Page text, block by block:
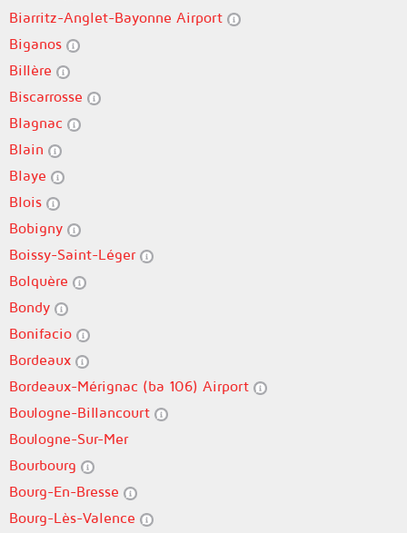
Biarritz-Anglet-Bayonne Airport
Biganos
Billère
Biscarrosse
Blagnac
Blain
Blaye
Blois
Bobigny
Boissy-Saint-Léger
Bolquère
Bondy
Bonifacio
Bordeaux
Bordeaux-Mérignac (ba 106) Airport
Boulogne-Billancourt
Boulogne-Sur-Mer
Bourbourg
Bourg-En-Bresse
Bourg-Lès-Valence